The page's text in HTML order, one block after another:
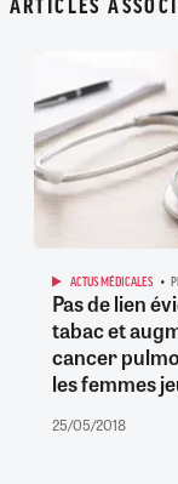
ARTICLES
ACTUS MÉDICALES
Pas de lien
tabac et
cancer
les femmes
25/05/2018